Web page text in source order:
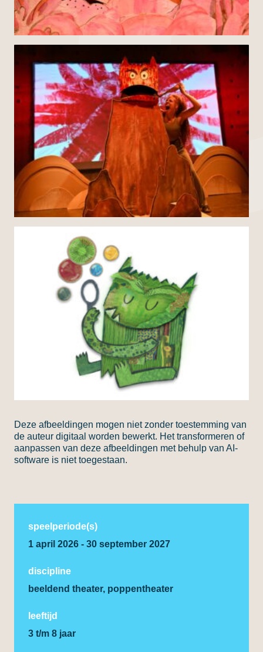
Deze afbeeldingen mogen niet zonder toestemming van
de auteur digitaal worden bewerkt. Het transformeren of
aanpassen van deze afbeeldingen met behulp van AI-
software is niet toegestaan.
speelperiode(s)
1 april 2026 - 30 september 2027
discipline
beeldend theater, poppentheater
leeftijd
3 t/m 8 jaar